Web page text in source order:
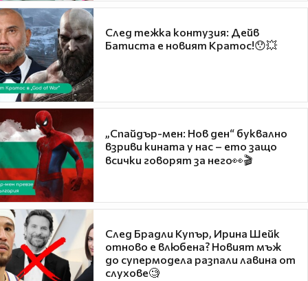
След тежка контузия: Дейв
Батиста е новият Кратос!😯💥
„Спайдър-мен: Нов ден“ буквално
взриви кината у нас – ето защо
всички говорят за него👀🎬
След Брадли Купър, Ирина Шейк
отново е влюбена? Новият мъж
до супермодела разпали лавина от
слухове🧐